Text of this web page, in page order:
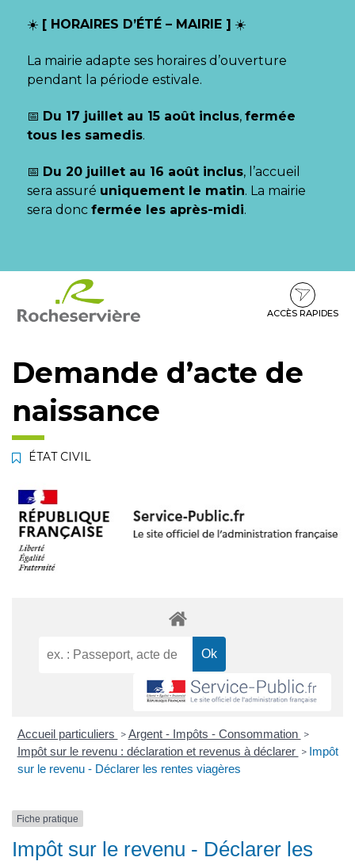
☀️ [ HORAIRES D’ÉTÉ – MAIRIE ] ☀️
La mairie adapte ses horaires d’ouverture
pendant la période estivale.
📅 Du 17 juillet au 15 août inclus, fermée
tous les samedis.
📅 Du 20 juillet au 16 août inclus, l’accueil
sera assuré uniquement le matin. La mairie
sera donc fermée les après-midi.
contenu
pied
ACCÈS RAPIDES
Demande d’acte de
naissance
ÉTAT CIVIL
Accueil particuliers > Argent - Impôts - Consommation >
Impôt sur le revenu : déclaration et revenus à déclarer > Impôt
sur le revenu - Déclarer les rentes viagères
Fiche pratique
Impôt sur le revenu - Déclarer les